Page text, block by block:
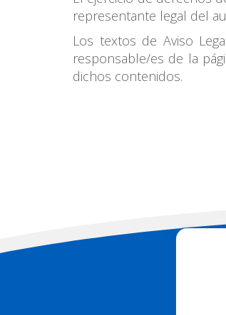
representante legal del
Los textos de Aviso
responsable/es de la
dichos contenidos.